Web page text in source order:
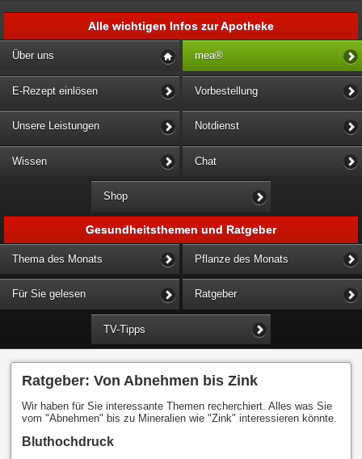
Alle wichtigen Infos zur Apotheke
Über uns mea®
E-Rezept einlösen Vorbestellung
Unsere Leistungen Notdienst
Wissen Chat
Shop
Gesundheitsthemen und Ratgeber
Thema des Monats Pflanze des Monats
Für Sie gelesen Ratgeber
TV-Tipps
Ratgeber: Von Abnehmen bis Zink
Wir haben für Sie interessante Themen recherchiert. Alles was Sie
vom "Abnehmen" bis zu Mineralien wie "Zink" interessieren könnte.
Bluthochdruck